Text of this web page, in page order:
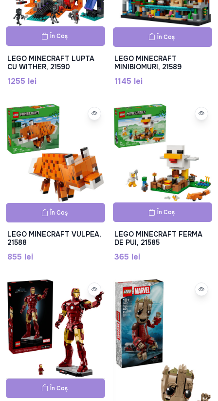
În Coș
LEGO MINECRAFT LUPTA
CU WITHER, 21590
1255 lei
În Coș
LEGO MINECRAFT
MINIBIOMURI, 21589
1145 lei
În Coș
LEGO MINECRAFT VULPEA,
21588
855 lei
În Coș
LEGO MINECRAFT FERMA
DE PUI, 21585
365 lei
În Coș